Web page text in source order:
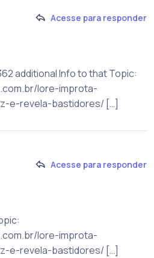
Acesse para responder
additional Info to that Topic:
lore-improta-
e-revela-bastidores/ […]
Acesse para responder
lore-improta-
e-revela-bastidores/ […]